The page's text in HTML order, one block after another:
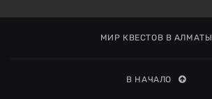
МИР КВЕСТОВ В АЛМАТЫ
В НАЧАЛО